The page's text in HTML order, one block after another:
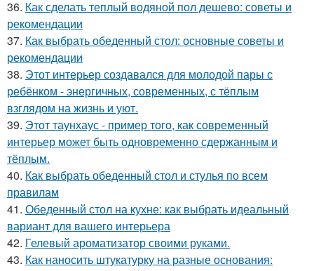
36. Как сделать теплый водяной пол дешево: советы и
рекомендации
37. Как выбрать обеденный стол: основные советы и
рекомендации
38. Этот интерьер создавался для молодой пары с
ребёнком - энергичных, современных, с тёплым
взглядом на жизнь и уют.
39. Этот таунхаус - пример того, как современный
интерьер может быть одновременно сдержанным и
тёплым.
40. Как выбрать обеденный стол и стулья по всем
правилам
41. Обеденный стол на кухне: как выбрать идеальный
вариант для вашего интерьера
42. Гелевый ароматизатор своими руками.
43. Как наносить штукатурку на разные основания: